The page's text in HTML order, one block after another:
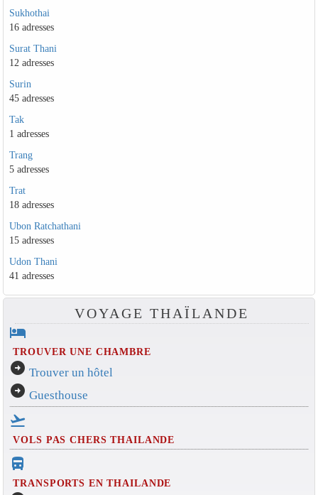
Sukhothai
16 adresses
Surat Thani
12 adresses
Surin
45 adresses
Tak
1 adresses
Trang
5 adresses
Trat
18 adresses
Ubon Ratchathani
15 adresses
Udon Thani
41 adresses
VOYAGE THAÏLANDE
hotel
TROUVER UNE CHAMBRE
arrow_circle_right Trouver un hôtel
arrow_circle_right Guesthouse
flight_takeoff
VOLS PAS CHERS THAILANDE
directions_bus_filled
TRANSPORTS EN THAILANDE